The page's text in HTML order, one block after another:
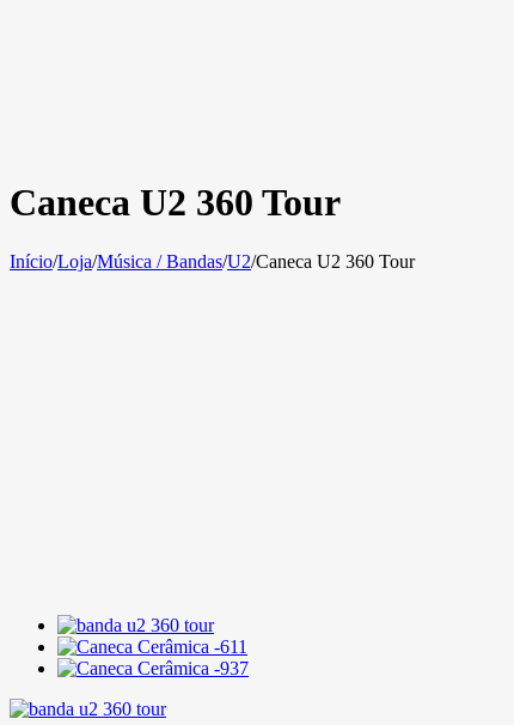
Caneca U2 360 Tour
Início/Loja/Música / Bandas/U2/Caneca U2 360 Tour